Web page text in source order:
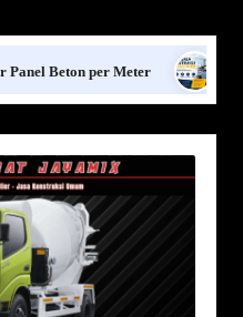
Beton per Meter Sewa